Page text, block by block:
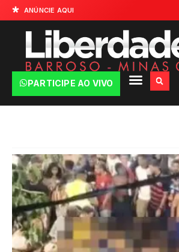
ANÚNCIE AQUI
PARTICIPE AO VIVO